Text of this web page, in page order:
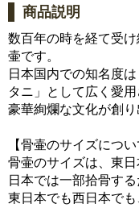
商品説明
数百年の時を経て受
壷です。
日本国内での知名度
タニ」として広く愛
豪華絢爛な文化が創り
【骨壷のサイズについ
骨壷のサイズは、東
日本では一部拾骨す
東日本でも西日本で